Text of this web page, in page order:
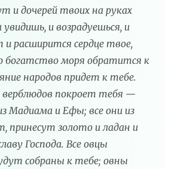
и дочерей твоих на руках
увидишь, и возрадуешься, и
расширится сердце твое,
моря обратится к
народов придет к тебе.
покроет тебя —
Мадиама и Ефы; все они из
принесут золото и ладан и
Господа. Все овцы
собраны к тебе; овны